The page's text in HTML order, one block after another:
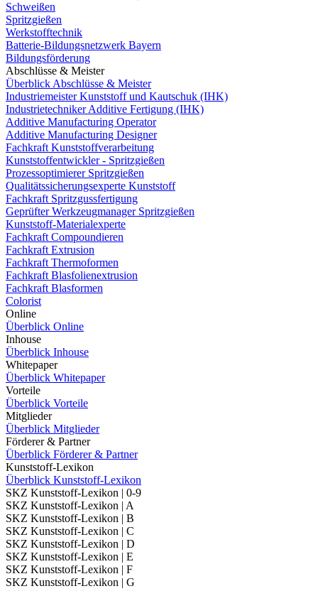
Schweißen
Spritzgießen
Werkstofftechnik
Batterie-Bildungsnetzwerk Bayern
Bildungsförderung
Abschlüsse & Meister
Überblick Abschlüsse & Meister
Industriemeister Kunststoff und Kautschuk (IHK)
Industrietechniker Additive Fertigung (IHK)
Additive Manufacturing Operator
Additive Manufacturing Designer
Fachkraft Kunststoffverarbeitung
Kunststoffentwickler - Spritzgießen
Prozessoptimierer Spritzgießen
Qualitätssicherungsexperte Kunststoff
Fachkraft Spritzgussfertigung
Geprüfter Werkzeugmanager Spritzgießen
Kunststoff-Materialexperte
Fachkraft Compoundieren
Fachkraft Extrusion
Fachkraft Thermoformen
Fachkraft Blasfolienextrusion
Fachkraft Blasformen
Colorist
Online
Überblick Online
Inhouse
Überblick Inhouse
Whitepaper
Überblick Whitepaper
Vorteile
Überblick Vorteile
Mitglieder
Überblick Mitglieder
Förderer & Partner
Überblick Förderer & Partner
Kunststoff-Lexikon
Überblick Kunststoff-Lexikon
SKZ Kunststoff-Lexikon | 0-9
SKZ Kunststoff-Lexikon | A
SKZ Kunststoff-Lexikon | B
SKZ Kunststoff-Lexikon | C
SKZ Kunststoff-Lexikon | D
SKZ Kunststoff-Lexikon | E
SKZ Kunststoff-Lexikon | F
SKZ Kunststoff-Lexikon | G